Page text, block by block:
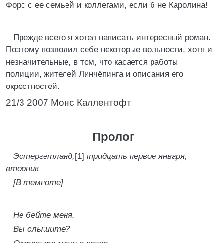
Форс с ее семьей и коллегами, если б не Каролина!
Прежде всего я хотел написать интересный роман.
Поэтому позволил себе некоторые вольности, хотя и
незначительные, в том, что касается работы
полиции, жителей Линчёпинга и описания его
окрестностей.
21/3 2007 Монс Каллентофт
Пролог
Эстергетланд,[1] тридцать первое января,
вторник
[В темноте]
Не бейте меня.
Вы слышите?